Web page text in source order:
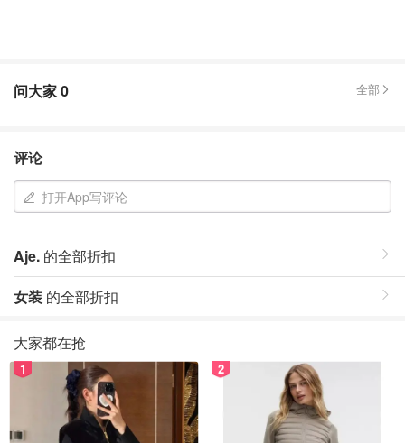
问大家0 全部
评论
打开App写评论
Aje. 的全部折扣
女装 的全部折扣
大家都在抢
1 2